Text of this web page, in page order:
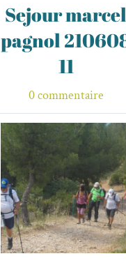
Sejour marcel
pagnol
11
0 commentaire